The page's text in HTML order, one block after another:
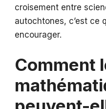
croisement entre
autochtones, c’est ce
encourager.
Comment